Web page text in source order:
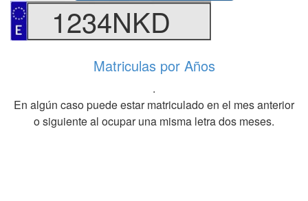
1234NKD
Matriculas por Años
.
En algún caso puede estar matriculado en el mes anterior
o siguiente al ocupar una misma letra dos meses.